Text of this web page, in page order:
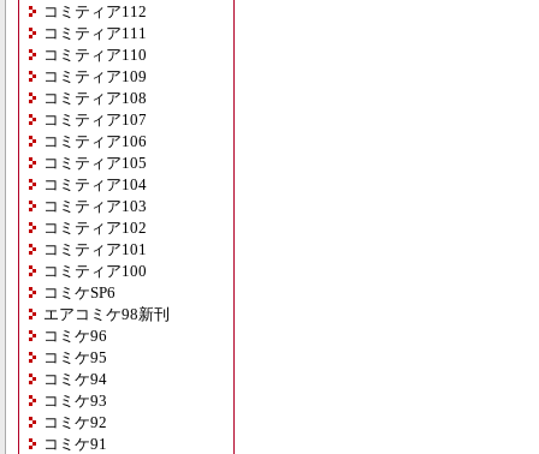
コミティア112
コミティア111
コミティア110
コミティア109
コミティア108
コミティア107
コミティア106
コミティア105
コミティア104
コミティア103
コミティア102
コミティア101
コミティア100
コミケSP6
エアコミケ98新刊
コミケ96
コミケ95
コミケ94
コミケ93
コミケ92
コミケ91